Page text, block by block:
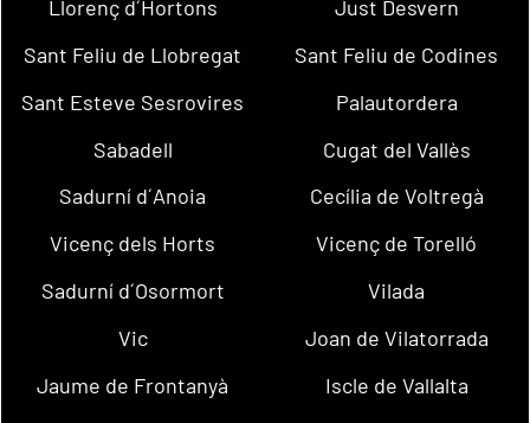
Llorenç d´Hortons
Just Desvern
Sant Feliu de Llobregat
Sant Feliu de Codines
Sant Esteve Sesrovires
Palautordera
Sabadell
Cugat del Vallès
Sadurní d´Anoia
Cecília de Voltregà
Vicenç dels Horts
Vicenç de Torelló
Sadurní d´Osormort
Vilada
Vic
Joan de Vilatorrada
Jaume de Frontanyà
Iscle de Vallalta